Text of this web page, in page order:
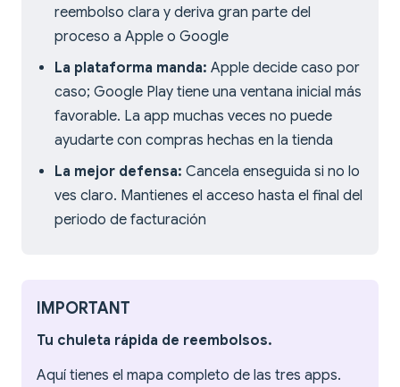
reembolso clara y deriva gran parte del
proceso a Apple o Google
La plataforma manda: Apple decide caso por
caso; Google Play tiene una ventana inicial más
favorable. La app muchas veces no puede
ayudarte con compras hechas en la tienda
La mejor defensa: Cancela enseguida si no lo
ves claro. Mantienes el acceso hasta el final del
periodo de facturación
IMPORTANT
Tu chuleta rápida de reembolsos.
Aquí tienes el mapa completo de las tres apps.